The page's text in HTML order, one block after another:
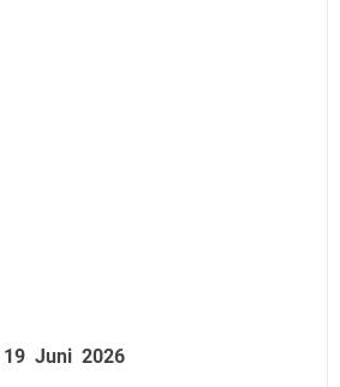
19 Juni 2026